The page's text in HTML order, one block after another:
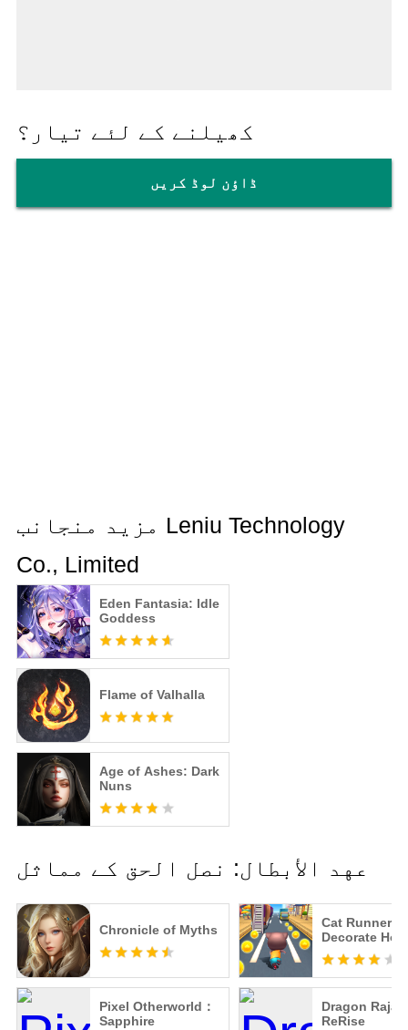
کھیلنے کے لئے تیار؟
ڈاؤن لوڈ کریں
مزید منجانب Leniu Technology
Co., Limited
Eden Fantasia: Idle
Goddess
Flame of Valhalla
Age of Ashes: Dark
Nuns
عهد الأبطال: نصل الحق کے مماثل
Chronicle of Myths
Cat Runner:
Decorate
Pixel Otherworld：
Sapphire
Dragon Raja :
ReRise